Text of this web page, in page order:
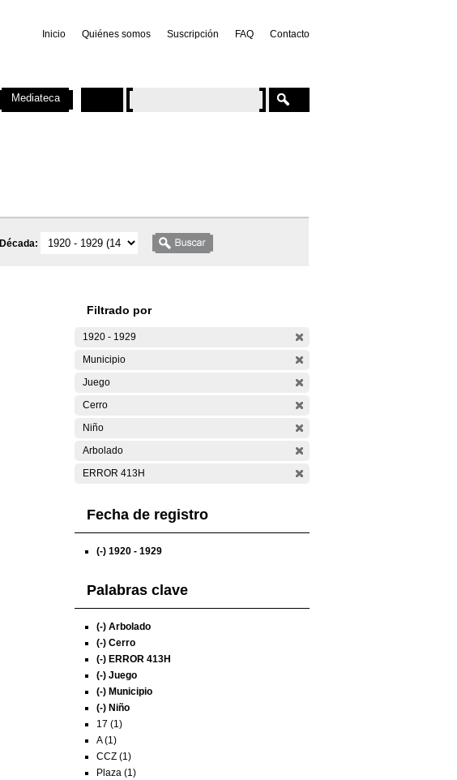
Inicio Quiénes somos Suscripción FAQ Contacto
Década:
Filtrado por
1920 - 1929
Municipio
Juego
Cerro
Niño
Arbolado
ERROR 413H
Fecha de registro
(-) 1920 - 1929
Palabras clave
(-) Arbolado
(-) Cerro
(-) ERROR 413H
(-) Juego
(-) Municipio
(-) Niño
17 (1)
A (1)
CCZ (1)
Plaza (1)
Mediateca